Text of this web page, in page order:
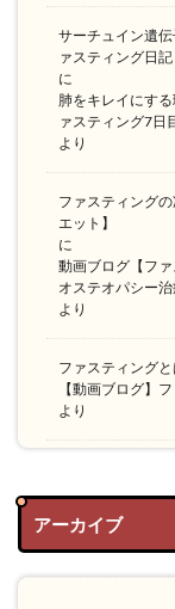
サーチュイン遺
ァスティング日
に
肺をキレイにす
ァスティング7日
より
ファスティング
エット】
に
動画ブログ【フ
オステオパシー
より
ファスティング
【動画ブログ】
より
アーカイブ